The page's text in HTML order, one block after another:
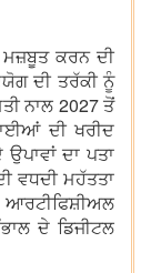
ਕਰਨ ਦੀ
ਦੀ ਤਰੱਕੀ ਨੂੰ
ਨਾਲ 2027 ਤੋਂ
ਦੀ ਖਰੀਦ
ਉਪਾਵਾਂ ਦਾ ਪਤਾ
ਵਧਦੀ ਮਹੱਤਤਾ
ਦੇ ਡਿਜੀਟਲ